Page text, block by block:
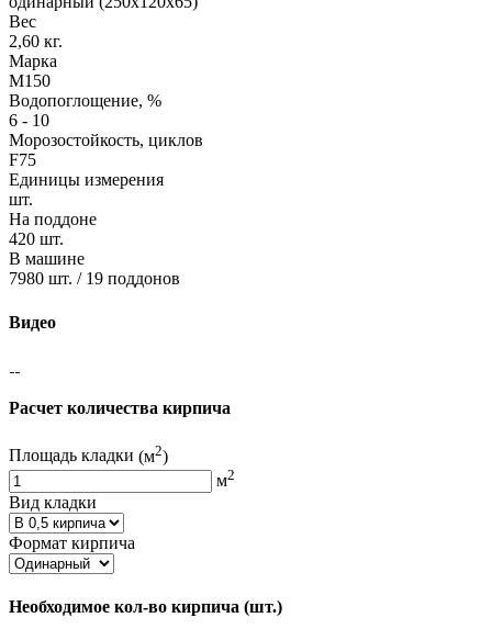
Вес
2,60 кг.
Марка
М150
Водопоглощение, %
6 - 10
Морозостойкость, циклов
F75
Единицы измерения
шт.
На поддоне
420 шт.
В машине
7980 шт. / 19 поддонов
Видео
Расчет количества кирпича
Площадь кладки (м2)
м2
Вид кладки
Формат кирпича
Необходимое кол-во кирпича (шт.)